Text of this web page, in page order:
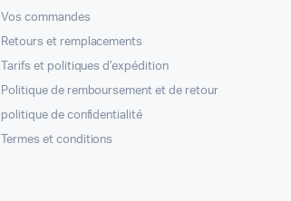
Vos commandes
Retours et remplacements
Tarifs et politiques d’expédition
Politique de remboursement et de retour
politique de confidentialité
Termes et conditions